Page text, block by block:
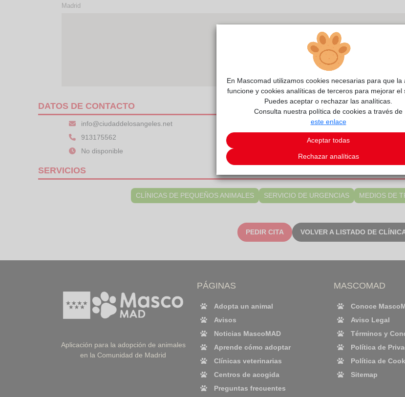
Madrid
DATOS DE CONTACTO
info@ciudaddelosangeles.net
913175562
No disponible
SERVICIOS
CLÍNICAS DE PEQUEÑOS ANIMALES SERVICIO DE URGENCIAS MEDIOS DE
PEDIR CITA VOLVER A LISTADO DE
Aplicación para la adopción de animales
en la Comunidad de Madrid
PÁGINAS
Adopta un animal
Avisos
Noticias MascoMAD
Aprende cómo adoptar
Clínicas veterinarias
Centros de acogida
Preguntas frecuentes
MASCOMAD
Conoce
Aviso Legal
Términos y
Política de
Política de
Sitemap
En Mascomad utilizamos cookies necesarias para que la
funcione y cookies analíticas de terceros para mejorar el
Puedes aceptar o rechazar las analíticas.
Consulta nuestra política de cookies a través de
este enlace
Aceptar todas
Rechazar analíticas